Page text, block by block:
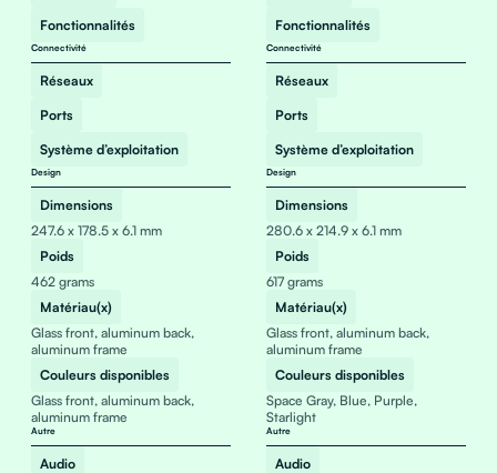
Fonctionnalités
Connectivité
Réseaux
Ports
Système d’exploitation
Design
Dimensions
247.6 x 178.5 x 6.1 mm
Poids
462 grams
Matériau(x)
Glass front, aluminum back,
aluminum frame
Couleurs disponibles
Glass front, aluminum back,
aluminum frame
Autre
Audio
Fonctionnalités
Connectivité
Réseaux
Ports
Système d’exploitation
Design
Dimensions
280.6 x 214.9 x 6.1 mm
Poids
617 grams
Matériau(x)
Glass front, aluminum back,
aluminum frame
Couleurs disponibles
Space Gray, Blue, Purple,
Starlight
Autre
Audio